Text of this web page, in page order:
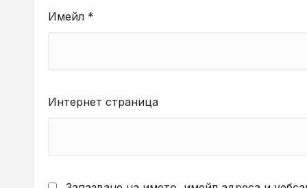
Имейл *
Интернет страница